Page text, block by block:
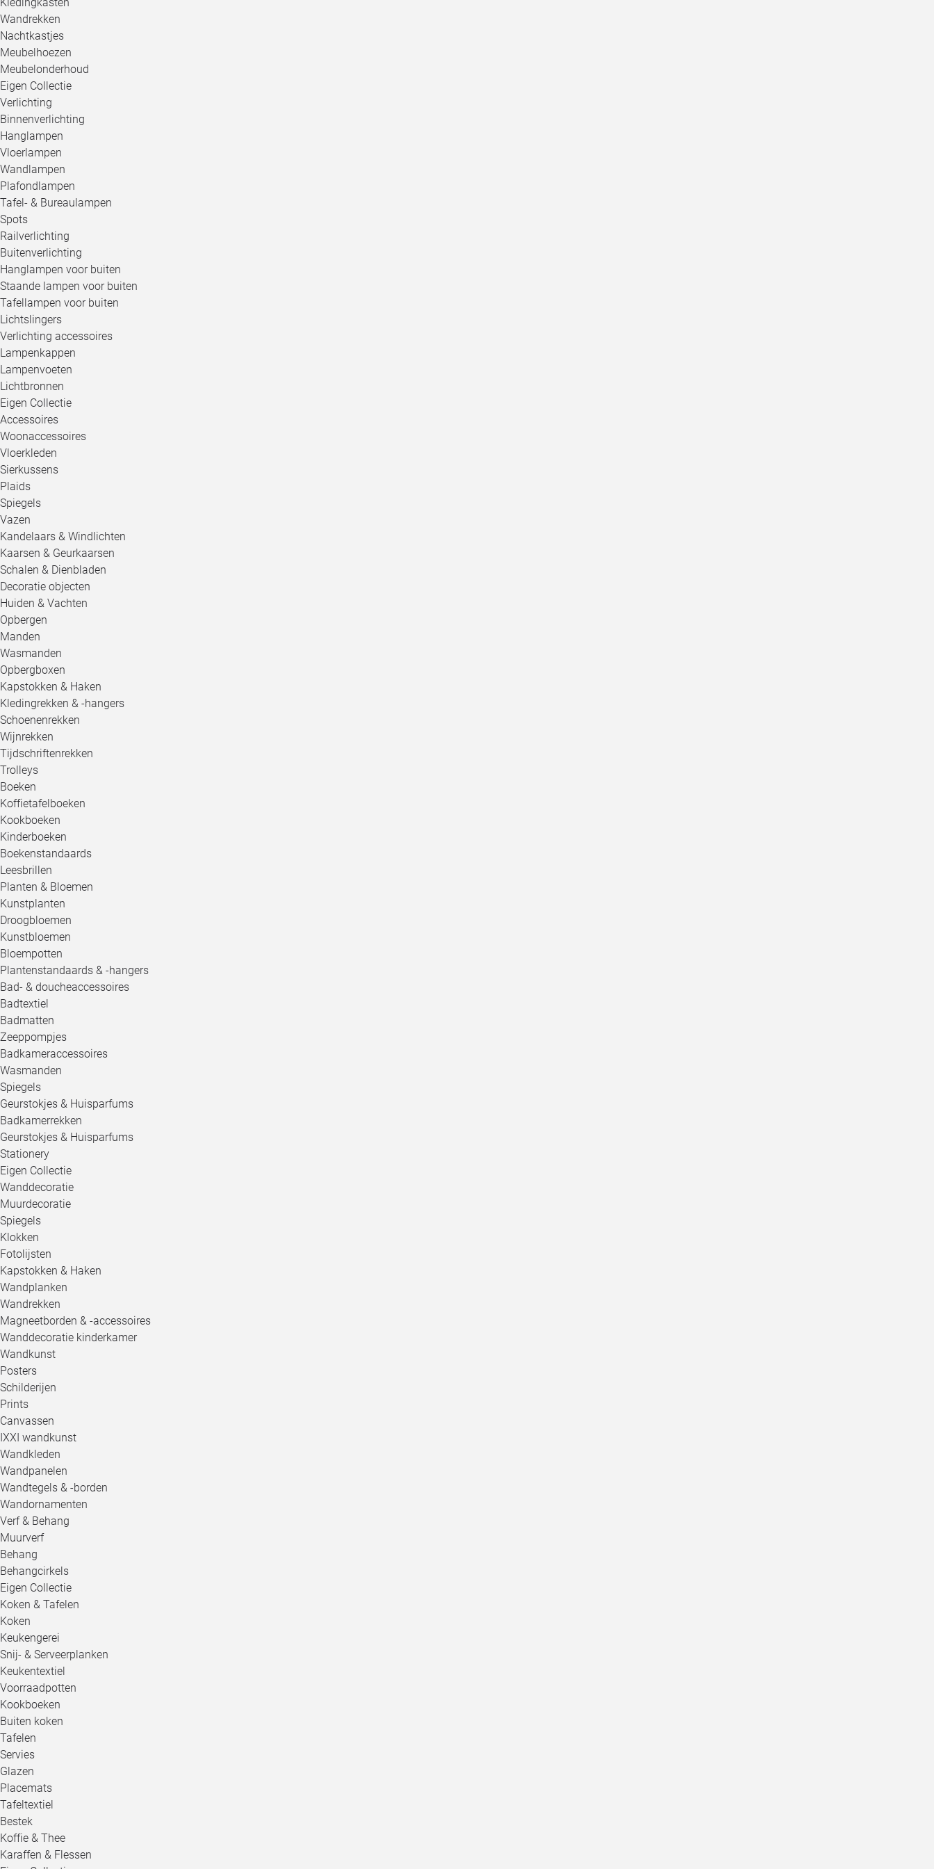
Wandrekken
Nachtkastjes
Meubelhoezen
Meubelonderhoud
Eigen Collectie
Verlichting
Binnenverlichting
Hanglampen
Vloerlampen
Wandlampen
Plafondlampen
Tafel- & Bureaulampen
Spots
Railverlichting
Buitenverlichting
Hanglampen voor buiten
Staande lampen voor buiten
Tafellampen voor buiten
Lichtslingers
Verlichting accessoires
Lampenkappen
Lampenvoeten
Lichtbronnen
Eigen Collectie
Accessoires
Woonaccessoires
Vloerkleden
Sierkussens
Plaids
Spiegels
Vazen
Kandelaars & Windlichten
Kaarsen & Geurkaarsen
Schalen & Dienbladen
Decoratie objecten
Huiden & Vachten
Opbergen
Manden
Wasmanden
Opbergboxen
Kapstokken & Haken
Kledingrekken & -hangers
Schoenenrekken
Wijnrekken
Tijdschriftenrekken
Trolleys
Boeken
Koffietafelboeken
Kookboeken
Kinderboeken
Boekenstandaards
Leesbrillen
Planten & Bloemen
Kunstplanten
Droogbloemen
Kunstbloemen
Bloempotten
Plantenstandaards & -hangers
Bad- & doucheaccessoires
Badtextiel
Badmatten
Zeeppompjes
Badkameraccessoires
Wasmanden
Spiegels
Geurstokjes & Huisparfums
Badkamerrekken
Geurstokjes & Huisparfums
Stationery
Eigen Collectie
Wanddecoratie
Muurdecoratie
Spiegels
Klokken
Fotolijsten
Kapstokken & Haken
Wandplanken
Wandrekken
Magneetborden & -accessoires
Wanddecoratie kinderkamer
Wandkunst
Posters
Schilderijen
Prints
Canvassen
IXXI wandkunst
Wandkleden
Wandpanelen
Wandtegels & -borden
Wandornamenten
Verf & Behang
Muurverf
Behang
Behangcirkels
Eigen Collectie
Koken & Tafelen
Koken
Keukengerei
Snij- & Serveerplanken
Keukentextiel
Voorraadpotten
Kookboeken
Buiten koken
Tafelen
Servies
Glazen
Placemats
Tafeltextiel
Bestek
Koffie & Thee
Karaffen & Flessen